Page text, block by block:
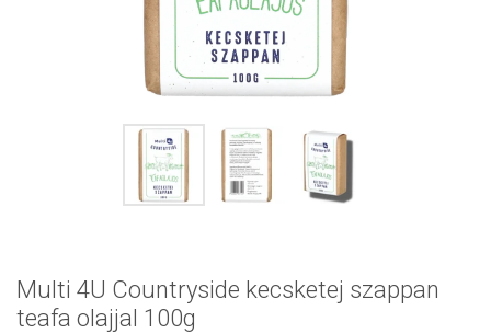
Multi 4U Countryside kecsketej szappan
teafa olajjal 100g